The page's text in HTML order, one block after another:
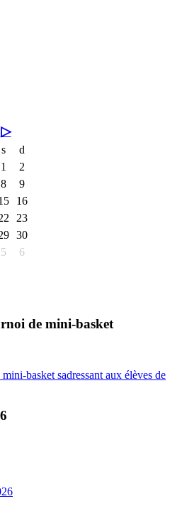
▷
s
d
1
2
8
9
16
23
30
5 6
de mini-basket
basket sadressant aux élèves de